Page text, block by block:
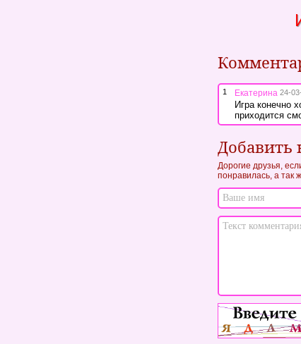
1 Екатерина 24-
Игра конечно
приходится
Добавить
Дорогие друзья,
понравилась, а так